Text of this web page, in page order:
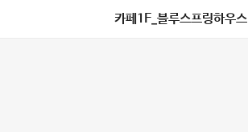
카페1F_블루스프링하우스